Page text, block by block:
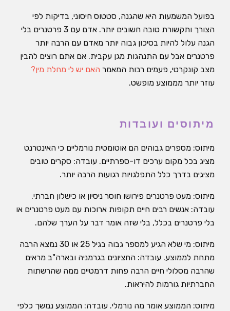
בפועל המשמעות היא שהגנה, סטטוס חיסוני, בדיקות לפי
הצורך ותקשורת טובה חשובים יותר. אדם עם 3 פרטנרים בלי
הגנה עלול להיות בסיכון גבוה יותר מאדם עם הרבה יותר
פרטנרים אבל עם התנהגות מגן עקבית. אם אתם רוצים להבין
מצב קונקרטי, פעמים רבות המאמר האם יש לי מחלת מין?
עוזר יותר מממוצע מופשט.
מיתוסים ועובדות
מיתוס: מספרים גבוהים הם אוטומטית נורמליים כי האינטרנט
מציג בכל מקום ערכים דו-ספרתיים. עובדה: סקרים טובים
מציגים בדרך כלל התפלגויות רגועות הרבה יותר.
מיתוס: מעט פרטנרים פירושו חוסר ניסיון או כישלון חברתי.
עובדה: אנשים רבים חיים תקופות ארוכות עם מעט פרטנרים או
בלי פרטנרים בכלל, בלי שזה אומר דבר על הערך שלהם.
מיתוס: מי שלא הגיע למספר גבוה בגיל 25 או 30 נמצא הרבה
מתחת לממוצע. עובדה: החציונים בגרמניה ובארה"ב מראים
שהרבה מסלולי חיים הרבה פחות דרמטיים ממה שהרשתות
החברתיות גורמות להיראות.
מיתוס: הממוצע אומר מה נורמלי. עובדה: הממוצע נמשך כלפי